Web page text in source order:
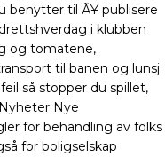
benytter til Ã¥ publisere
i klubben
og tomatene,
til banen og lunsj
så stopper du spillet,
Nye
for behandling av folks
for boligselskap